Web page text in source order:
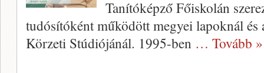
Tanítóképző Főiskolán
tudósítóként működött megyei lapoknál és
Körzeti Stúdiójánál. 1995-ben … Tovább »